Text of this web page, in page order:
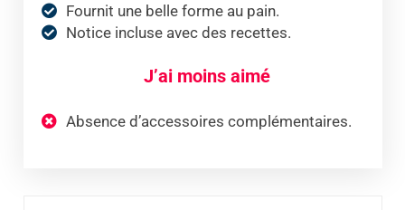
Fournit une belle forme au pain.
Notice incluse avec des recettes.
J’ai moins aimé
Absence d’accessoires complémentaires.